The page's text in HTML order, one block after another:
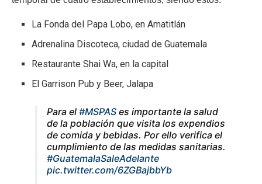
La Fonda del Papa Lobo, en Amatitlán
Adrenalina Discoteca, ciudad de Guatemala
Restaurante Shai Wa, en la capital
El Garrison Pub y Beer, Jalapa
Para el #MSPAS es importante la salud
de la población que visita los expendios
de comida y bebidas. Por ello verifica el
cumplimiento de las medidas sanitarias.
#GuatemalaSaleAdelante
pic.twitter.com/6ZGBajbbYb